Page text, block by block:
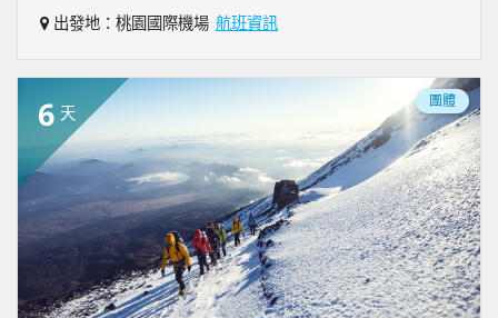
出發地：桃園國際機場 航班資訊
6 天
團體